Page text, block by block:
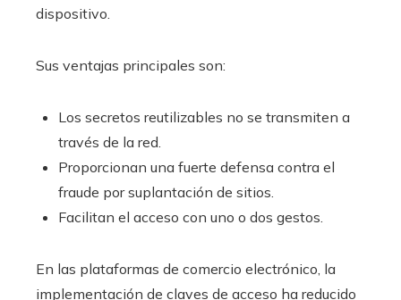
dispositivo.
Sus ventajas principales son:
Los secretos reutilizables no se transmiten a
través de la red.
Proporcionan una fuerte defensa contra el
fraude por suplantación de sitios.
Facilitan el acceso con uno o dos gestos.
En las plataformas de comercio electrónico, la
implementación de claves de acceso ha reducido